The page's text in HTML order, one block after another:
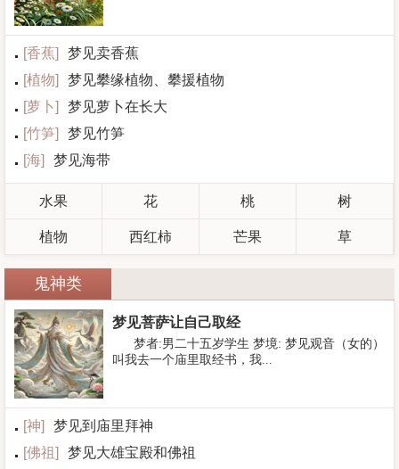
[香蕉]
梦见卖香蕉
[植物]
梦见攀缘植物、攀援植物
[萝卜]
梦见萝卜在长大
[竹笋]
梦见竹笋
[海] 梦见海带
水果 花 桃 树
植物 西红柿 芒果 草
鬼神类
梦见菩萨让自己取经
梦者:男二十五岁学生 梦境: 梦见观音（女的）
叫我去一个庙里取经书，我...
[神]
梦见到庙里拜神
[佛祖]
梦见大雄宝殿和佛祖